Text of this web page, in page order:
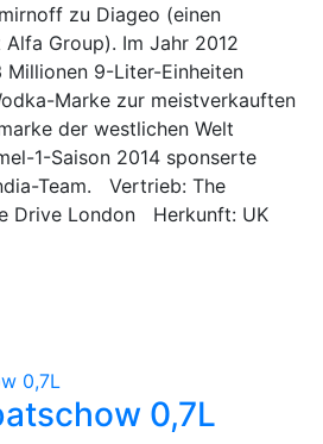
zu Diageo (einen
Group). Im Jahr 2012
9-Liter-Einheiten
Marke zur meistverkauften
der westlichen Welt
1-Saison 2014 sponserte
Team. Vertrieb: The
Drive London Herkunft: UK
0,7L